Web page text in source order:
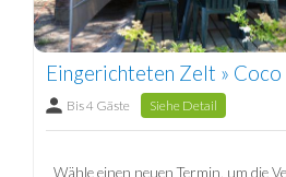
Eingerichteten Zelt » Coco
Bis 4 Gäste Siehe Detail
Wähle einen neuen Termin, um die